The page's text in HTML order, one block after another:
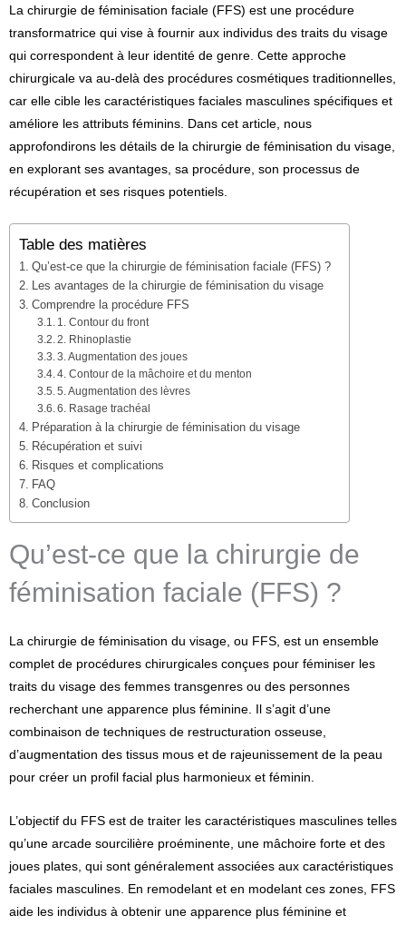
La chirurgie de féminisation faciale (FFS) est une procédure
transformatrice qui vise à fournir aux individus des traits du visage
qui correspondent à leur identité de genre. Cette approche
chirurgicale va au-delà des procédures cosmétiques traditionnelles,
car elle cible les caractéristiques faciales masculines spécifiques et
améliore les attributs féminins. Dans cet article, nous
approfondirons les détails de la chirurgie de féminisation du visage,
en explorant ses avantages, sa procédure, son processus de
récupération et ses risques potentiels.
Table des matières
Qu’est-ce que la chirurgie de féminisation faciale (FFS) ?
Les avantages de la chirurgie de féminisation du visage
Comprendre la procédure FFS
1. Contour du front
2. Rhinoplastie
3. Augmentation des joues
4. Contour de la mâchoire et du menton
5. Augmentation des lèvres
6. Rasage trachéal
Préparation à la chirurgie de féminisation du visage
Récupération et suivi
Risques et complications
FAQ
Conclusion
Qu’est-ce que la chirurgie de
féminisation faciale (FFS) ?
La chirurgie de féminisation du visage, ou FFS, est un ensemble
complet de procédures chirurgicales conçues pour féminiser les
traits du visage des femmes transgenres ou des personnes
recherchant une apparence plus féminine. Il s’agit d’une
combinaison de techniques de restructuration osseuse,
d’augmentation des tissus mous et de rajeunissement de la peau
pour créer un profil facial plus harmonieux et féminin.
L’objectif du FFS est de traiter les caractéristiques masculines telles
qu’une arcade sourcilière proéminente, une mâchoire forte et des
joues plates, qui sont généralement associées aux caractéristiques
faciales masculines. En remodelant et en modelant ces zones, FFS
aide les individus à obtenir une apparence plus féminine et